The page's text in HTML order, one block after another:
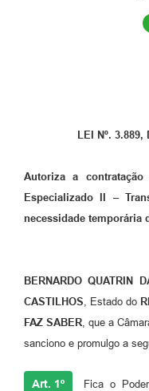
Serviços e Informações
Fiscalização
Relatórios Anuais –
Ouvidoria
Galeria de Fotos
LEI Nº.
Autoriza a
Especializado II –
necessidade temporária
BERNARDO QUATRIN
CASTILHOS , Estado do
FAZ SABER , que a
sanciono e promulgo a
Art. 1º Fica o